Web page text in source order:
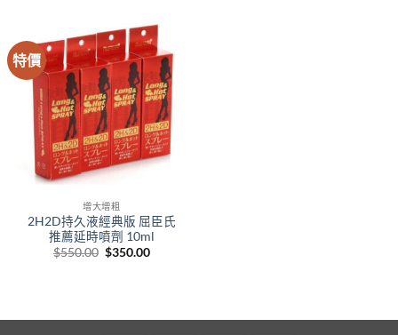
特價
增大增粗
2H2D持久液經典版 屈臣氏
推薦延時噴劑 10ml
$550.00 Original
$350.00Current